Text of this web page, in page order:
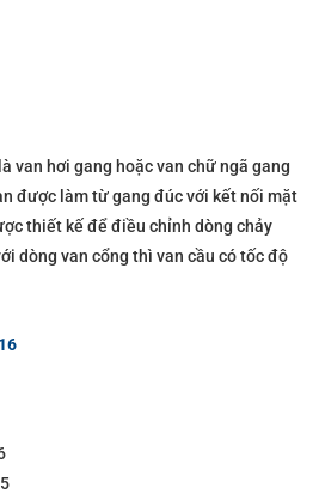
van hơi gang hoặc van chữ ngã gang
được làm từ gang đúc với kết nối mặt
thiết kế để điều chỉnh dòng chảy
dòng van cổng thì van cầu có tốc độ